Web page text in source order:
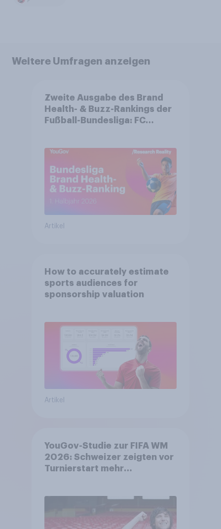
Weitere Umfragen anzeigen
Zweite Ausgabe des Brand
Health- & Buzz-Rankings der
Fußball-Bundesliga: FC
Artikel
How to accurately estimate
sports audiences for
sponsorship valuation
Artikel
YouGov-Studie zur FIFA WM
2026: Schweizer zeigten vor
Turnierstart mehr